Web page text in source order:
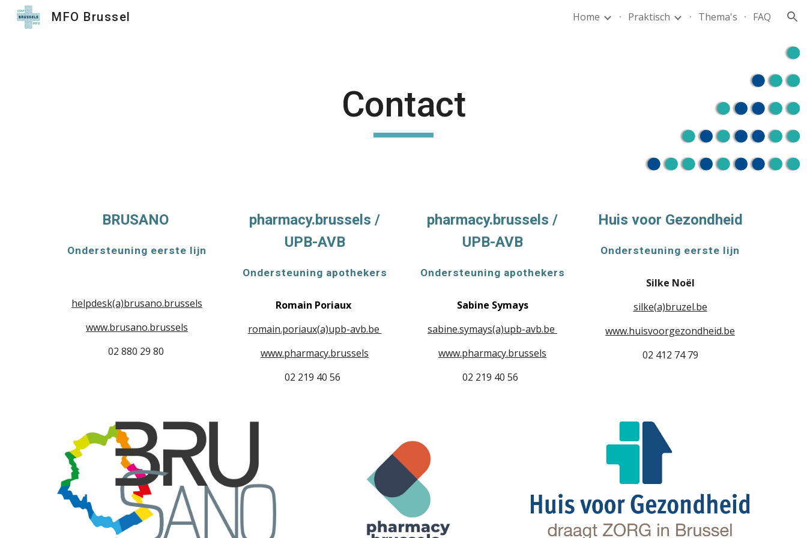
MFO Brussel Home Praktisch Thema's FAQ
Contact
BRUSANO
Ondersteuning eerste lijn
helpdesk(a)brusano.brussels
www.brusano.brussels
02 880 29 80
pharmacy.brussels /
UPB-AVB
Ondersteuning apothekers
Romain Poriaux
romain.poriaux(a)upb-avb.be
www.pharmacy.brussels
02 219 40 56
pharmacy.brussels /
UPB-AVB
Ondersteuning apothekers
Sabine Symays
sabine.symays(a)upb-avb.be
www.pharmacy.brussels
02 219 40 56
Huis voor Gezondheid
Ondersteuning eerste lijn
Silke Noël
silke(a)bruzel.be
www.huisvoorgezondheid.be
02 412 74 79